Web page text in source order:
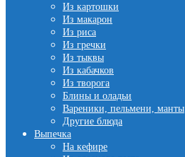
Из картошки
Из макарон
Из риса
Из гречки
Из тыквы
Из кабачков
Из творога
Блины и оладьи
Вареники, пельмени, манты
Другие блюда
Выпечка
На кефире